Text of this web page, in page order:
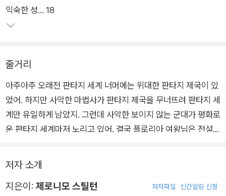
언제나 창의적인 이야기와 상상 이상의 전개로 무한한 판타지 세
계를 소개해 온 <제로니모의 환상 모험>은 이번에도 특별한 이
게 실제 판타지 세계에서 제로니모와 함께 모험하는 것 같은 생생
함을 전달한다.
또한 인물의 감정과 행동에 따라 크기는 물론이고 모양이 자유자
재로 달라지는 글씨는 책 속 등장인물과 이야기에 더욱 몰입하게
익숙한 성… 18
줄거리
아주아주 오래전 판타지 세계 너머에는 위대한 판타지 제국이 있
었어. 하지만 사악한 마법사가 판타지 제국을 무너뜨려 판타지 세
계만 유일하게 남았지. 그런데 사악한 보이지 않는 군대가 평화로
운 판타지 세계마저 노리고 있어. 결국 플로리아 여왕님은 전설
는 일곱 가지 비밀의 섬에서 왕관을 찾아 판타지 제국을 구하고
부활시킬 수 있을까?
저자 소개
지은이: 제로니모 스틸턴 저자파일 신간알림 신청